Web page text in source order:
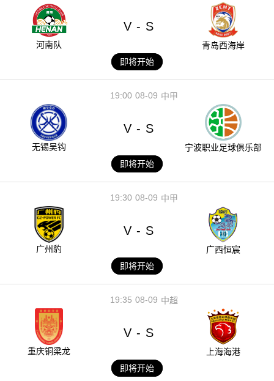
河南队
V - S
青岛西海岸
即将开始
08-09
19:00 中甲
无锡吴钩
V - S
宁波职业足球俱乐部
即将开始
08-09
19:30 中甲
广州豹
V - S
广西恒宸
即将开始
08-09
19:35 中超
重庆铜梁龙
V - S
上海海港
即将开始